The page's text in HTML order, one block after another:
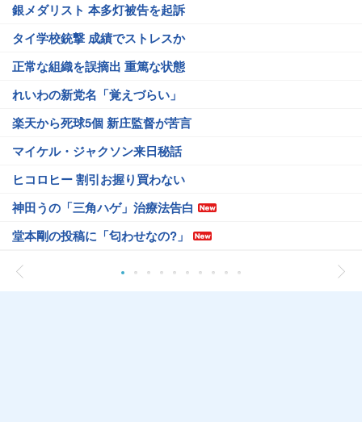
銀メダリスト 本多灯被告を起訴
タイ学校銃撃 成績でストレスか
正常な組織を誤摘出 重篤な状態
れいわの新党名「覚えづらい」
楽天から死球5個 新庄監督が苦言
マイケル・ジャクソン来日秘話
ヒコロヒー 割引お握り買わない
神田うの「三角ハゲ」治療法告白
堂本剛の投稿に「匂わせなの?」